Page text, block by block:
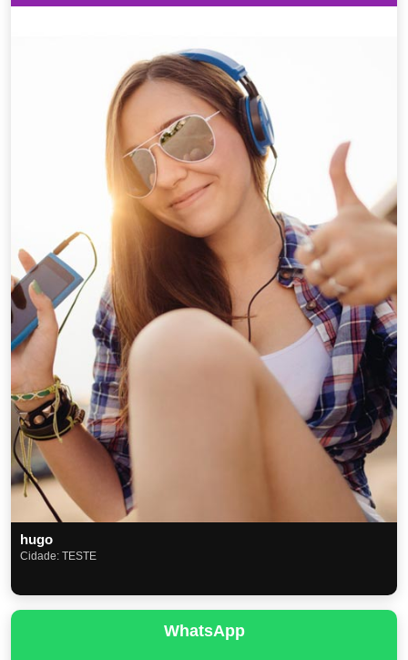
hugo
Cidade: TESTE
WhatsApp